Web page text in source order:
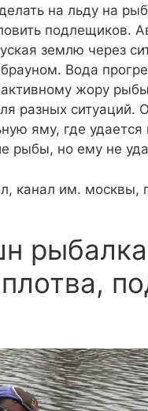
на льду на
подлещиков.
землю через
Вода
жору
разных ситуаций.
яму, где удается
рыбы, но ему не
канал им. москвы,